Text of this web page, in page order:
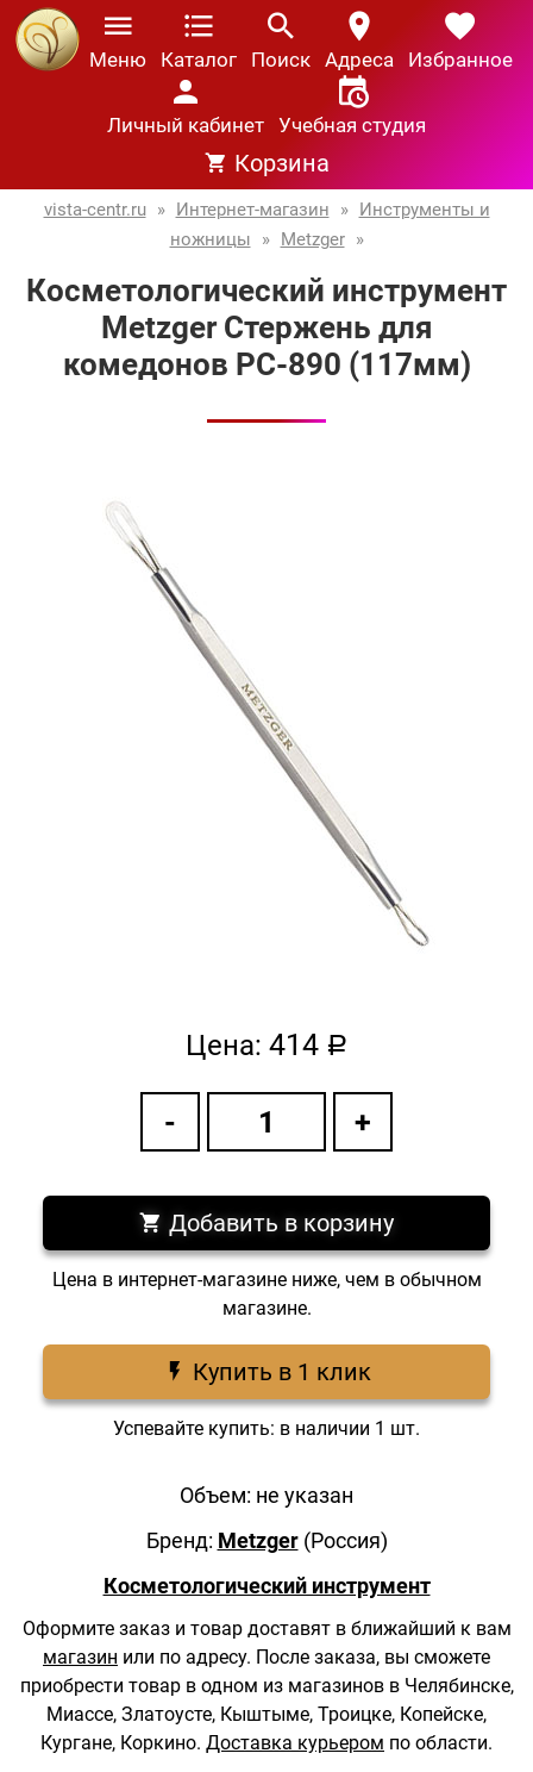
Меню Каталог Поиск Адреса Избранное
Личный кабинет Учебная студия
Корзина
vista-centr.ru » Интернет-магазин » Инструменты и
ножницы
» Metzger »
Косметологический инструмент
Metzger Стержень для
комедонов PC-890 (117мм)
Цена: 414 a
Добавить в корзину
Цена в интернет-магазине ниже, чем в обычном
магазине.
Купить в 1 клик
Успевайте купить: в наличии 1 шт.
Объем: не указан
Бренд: Metzger (Россия)
Косметологический инструмент
Оформите заказ и товар доставят в ближайший к вам
магазин или по адресу. После заказа, вы сможете
приобрести товар в одном из магазинов в Челябинске,
Миассе, Златоусте, Кыштыме, Троицке, Копейске,
Кургане, Коркино. Доставка курьером по области.